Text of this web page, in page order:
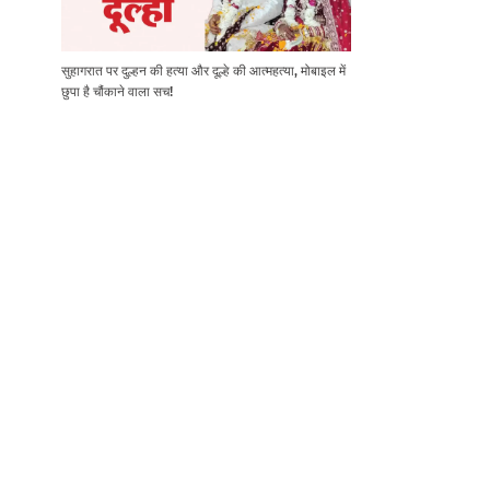
सुहागरात पर दुल्हन की हत्या और दूल्हे की आत्महत्या, मोबाइल में
छुपा है चौंकाने वाला सच!